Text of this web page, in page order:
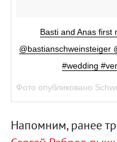
Basti and Anas first
@bastianschweinsteiger
#wedding
Напомним, ранее